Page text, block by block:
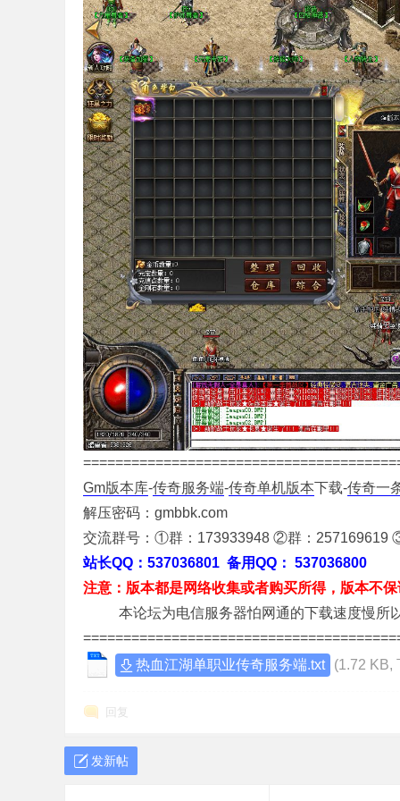
Gm版本库-传奇服务端-传奇单机版本下载-传奇一
解压密码：gmbbk.com
交流群号：①群：173933948 ②群：
站长QQ：537036801 备用QQ： 537036800
注意：版本都是网络收集或者购买所得，版本不
本论坛为电信服务器怕网通的下载速度慢所以
热血江湖单职业传奇服务端.txt
(1.72 KB,
回复
发新帖